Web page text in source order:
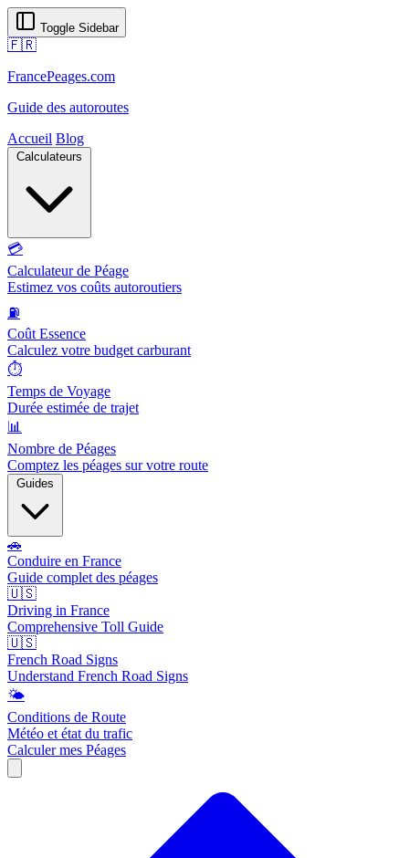
Toggle Sidebar
🇫🇷
FrancePeages.com
Guide des autoroutes
Accueil Blog
Calculateurs
💳
Calculateur de Péage
Estimez vos coûts autoroutiers
⛽
Coût Essence
Calculez votre budget carburant
⏱️
Temps de Voyage
Durée estimée de trajet
📊
Nombre de Péages
Comptez les péages sur votre route
Guides
🚗
Conduire en France
Guide complet des péages
🇺🇸
Driving in France
Comprehensive Toll Guide
🇺🇸
French Road Signs
Understand French Road Signs
🌤️
Conditions de Route
Météo et état du trafic
Calculer mes Péages